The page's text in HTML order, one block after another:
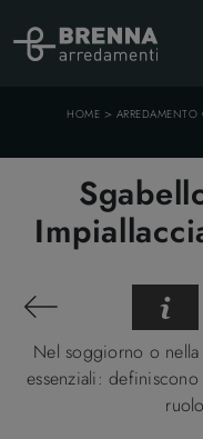
HOME > ARREDAMENTO
Nel soggiorno o
essenziali: